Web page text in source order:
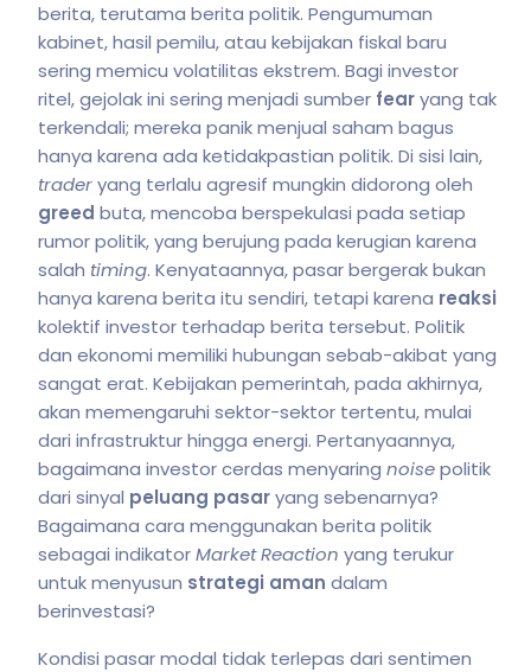
berita, terutama berita politik. Pengumuman
kabinet, hasil pemilu, atau kebijakan fiskal baru
sering memicu volatilitas ekstrem. Bagi investor
ritel, gejolak ini sering menjadi sumber fearyang tak
terkendali; mereka panik menjual saham bagus
hanya karena ada ketidakpastian politik. Di sisi lain,
traderyang terlalu agresif mungkin didorong oleh
greed buta, mencoba berspekulasi pada setiap
rumor politik, yang berujung pada kerugian karena
salah timing. Kenyataannya, pasar bergerak bukan
hanya karena berita itu sendiri, tetapi karena reaksi
kolektif investor terhadap berita tersebut. Politik
dan ekonomi memiliki hubungan sebab-akibat yang
sangat erat. Kebijakan pemerintah, pada akhirnya,
akan memengaruhi sektor-sektor tertentu, mulai
dari infrastruktur hingga energi. Pertanyaannya,
bagaimana investor cerdas menyaring noisepolitik
dari sinyal peluang pasaryang sebenarnya?
Bagaimana cara menggunakan berita politik
sebagai indikatorMarket Reaction yang terukur
untuk menyusun strategi aman dalam
berinvestasi?
Kondisi pasar modal tidak terlepas dari sentimen